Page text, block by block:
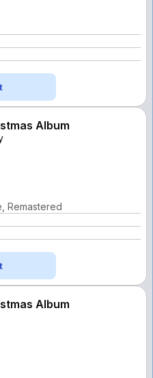
Album
Remastered
Album